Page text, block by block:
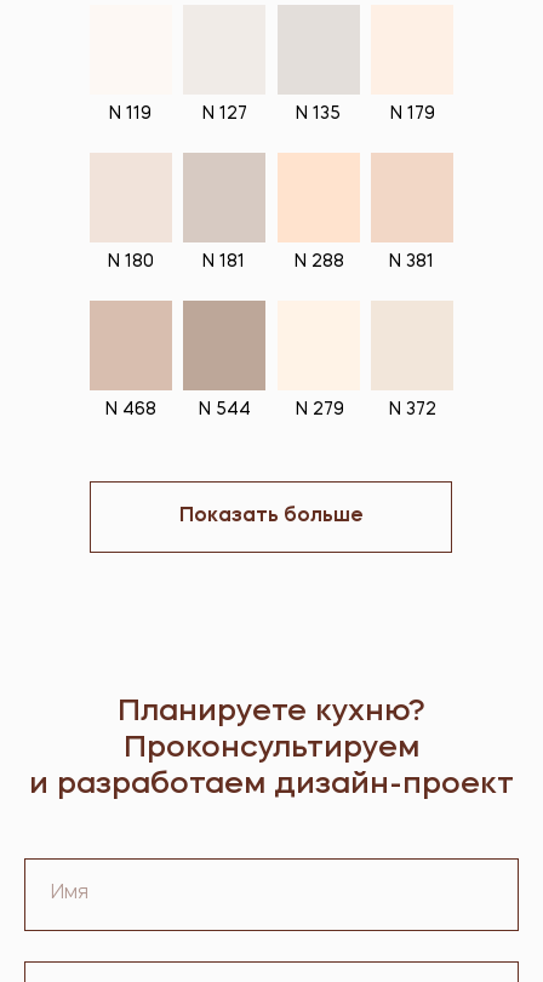
N 119 N 127 N 135 N 179
N 279
N 544
N 468
N 381
N 288
N 181
N 180
N 372
Показать больше
Планируете кухню?
Проконсультируем
и разработаем дизайн-проект